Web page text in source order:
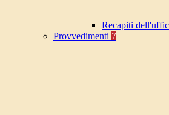
Recapiti
Provvedimenti 7